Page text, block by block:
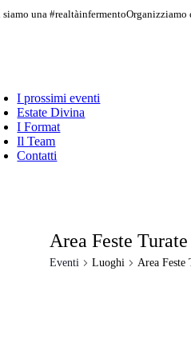
Salta
siamo una #realtàinfermento
I prossimi eventi
Estate Divina
I Format
Il Team
Contatti
Area Feste
Eventi Luoghi Area Feste